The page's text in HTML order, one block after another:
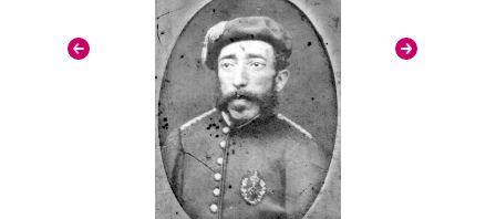
Cleaner" por el lado donde no está la
emulsión. Abril 1997
10837 VAR 477
ATHA-DAF-VAR-NP-007-477
Signaturas: ; Internegativo: VAR-IN-001-477 ;
Positivo copia: VAR-PC-477 ; Copia digital:
VAR-CD-01-10837